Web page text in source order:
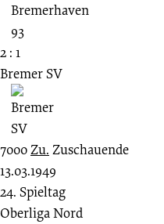
2 : 1
Bremer SV
7000Zu. Zuschauende
13.03.1949
24. Spieltag
Oberliga Nord